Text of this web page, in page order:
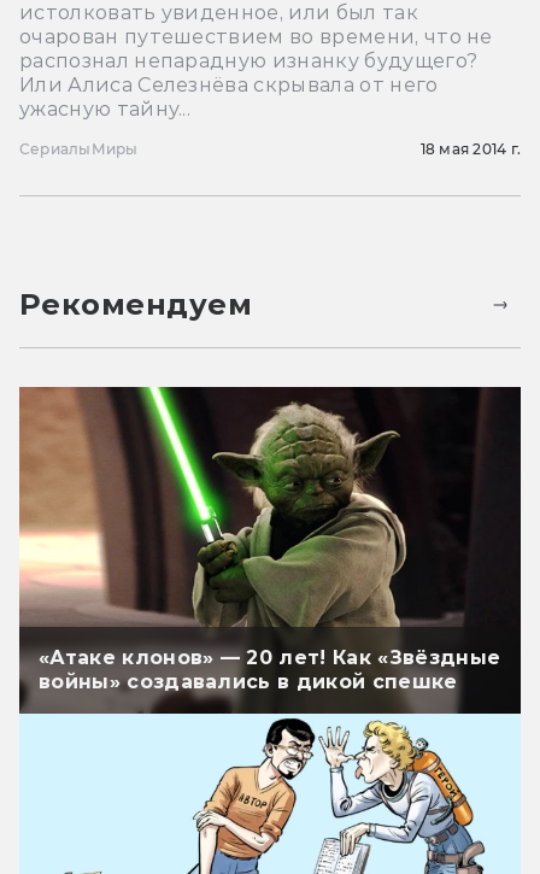
истолковать увиденное, или был так
очарован путешествием во времени, что не
распознал непарадную изнанку будущего?
Или Алиса Селезнёва скрывала от него
ужасную тайну...
Сериалы Миры 18 мая 2014 г.
Рекомендуем
«Атаке клонов» — 20 лет! Как «Звёздные
войны» создавались в дикой спешке